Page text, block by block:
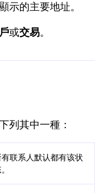
示的主要地址。
或交易。
列其中一種：
有联系人默认都有该状